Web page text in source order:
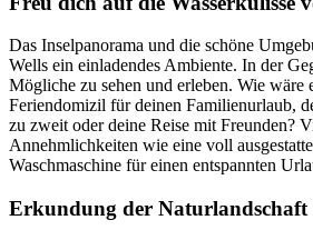
Das Inselpanorama und die schöne
Wells ein einladendes Ambiente. In der
Mögliche zu sehen und erleben. Wie wäre
Feriendomizil für deinen Familienurlaub,
zu zweit oder deine Reise mit Freunden?
Annehmlichkeiten wie eine voll
Waschmaschine für einen entspannten
Erkundung der Naturlandschaft